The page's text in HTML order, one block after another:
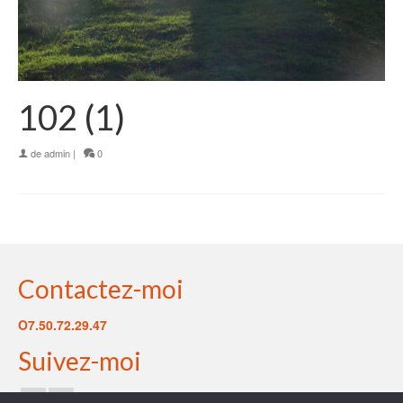
102 (1)
deadmin | 0
Contactez-moi
O7.50.72.29.47
Suivez-moi